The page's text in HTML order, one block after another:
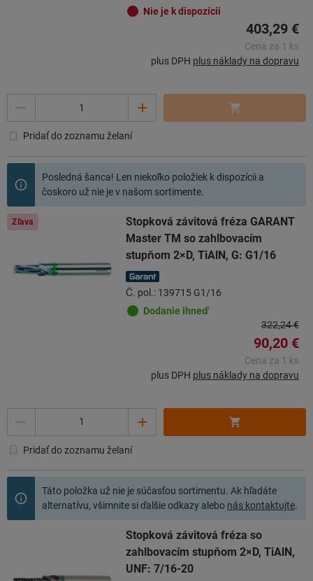
Nie je k dispozícii
403,29 €
Cena za 1 ks
plus DPH plus náklady na dopravu
Pridať do zoznamu želaní
Posledná šanca! Len niekoľko položiek k dispozícii a
čoskoro už nie je v našom sortimente.
Zľava
Stopková závitová fréza GARANT
Master TM so zahlbovacím
stupňom 2×D, TiAlN, G: G1/16
Č. pol.: 139715 G1/16
Dodanie ihneď
322,24 €
90,20 €
Cena za 1 ks
plus DPH plus náklady na dopravu
Pridať do zoznamu želaní
Táto položka už nie je súčasťou sortimentu. Ak hľadáte
alternatívu, všimnite si ďalšie odkazy alebo nás kontaktujte.
Stopková závitová fréza so
zahlbovacím stupňom 2×D, TiAlN,
UNF: 7/16-20